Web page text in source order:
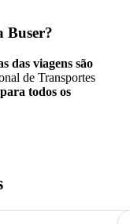
Buser?
das viagens são
de Transportes
todos os